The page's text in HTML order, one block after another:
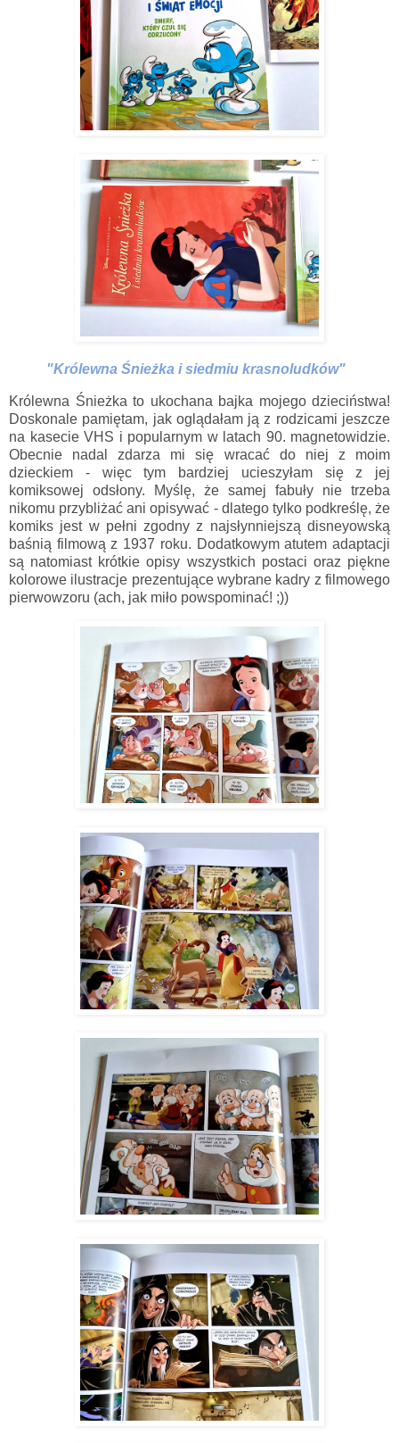
"Królewna Śnieżka i siedmiu krasnoludków"
Królewna Śnieżka to ukochana bajka mojego dzieciństwa!
Doskonale pamiętam, jak oglądałam ją z rodzicami jeszcze
na kasecie VHS i popularnym w latach 90. magnetowidzie.
Obecnie nadal zdarza mi się wracać do niej z moim
dzieckiem - więc tym bardziej ucieszyłam się z jej
komiksowej odsłony. Myślę, że samej fabuły nie trzeba
nikomu przybliżać ani opisywać - dlatego tylko podkreślę, że
komiks jest w pełni zgodny z najsłynniejszą disneyowską
baśnią filmową z 1937 roku. Dodatkowym atutem adaptacji
są natomiast krótkie opisy wszystkich postaci oraz piękne
kolorowe ilustracje prezentujące wybrane kadry z filmowego
pierwowzoru (ach, jak miło powspominać! ;))